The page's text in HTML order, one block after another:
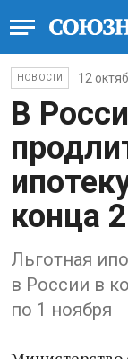
НОВОСТИ 12
В
конца
Льготная
в России в
по 1 ноября